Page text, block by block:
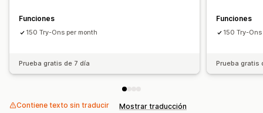
Funciones
150 Try-Ons per month
Prueba gratis de 7 día
Funciones
150 Try-
Prueba gratis
Contiene texto sin traducir Mostrar traducción